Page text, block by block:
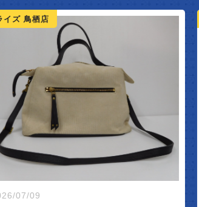
店 フライ
鳥
買